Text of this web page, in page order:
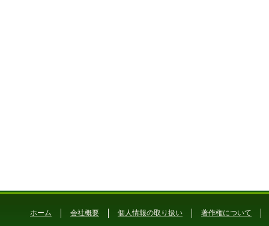
ホーム 会社概要 個人情報の取り扱い 著作権について